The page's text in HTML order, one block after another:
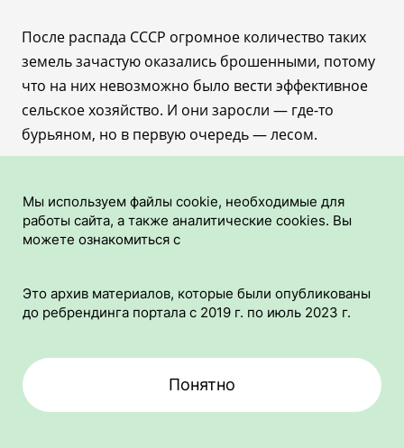
После распада СССР огромное количество таких
земель зачастую оказались брошенными, потому
что на них невозможно было вести эффективное
сельское хозяйство. И они заросли — где-то
бурьяном, но в первую очередь—лесом.
По разным оценкам, земель
заросших древостоем, в России от 20 до 50
млн га. Де-факто это лес в привычном
Это архив материалов, которые были опубликованы
до ребрендинга портала с 2019 г. по июль 2023 г.
Понятно
Мы используем файлы cookie, необходимые для
работы сайта, а также аналитические cookies. Вы
можете ознакомиться с
Принять все
Только необходимые